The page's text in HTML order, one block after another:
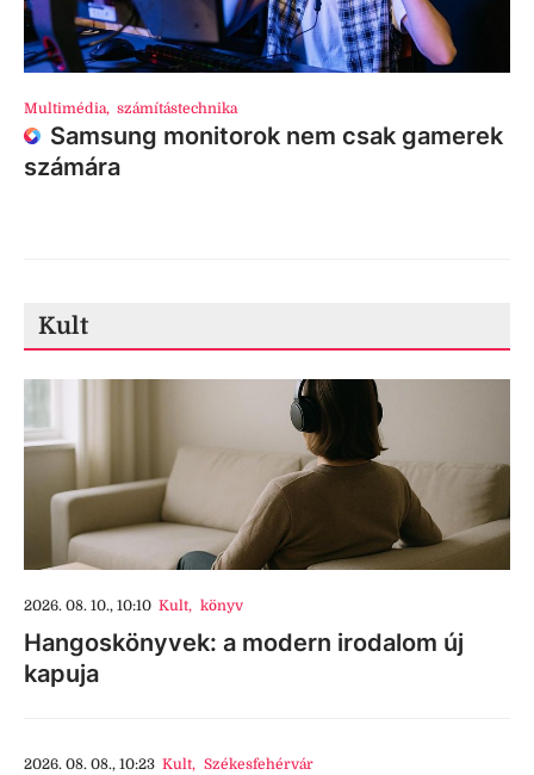
Multimédia, számítástechnika
Samsung monitorok nem csak gamerek
számára
Kult
2026. 08. 10., 10:10 Kult, könyv
Hangoskönyvek: a modern irodalom új
kapuja
2026. 08. 08., 10:23 Kult, Székesfehérvár